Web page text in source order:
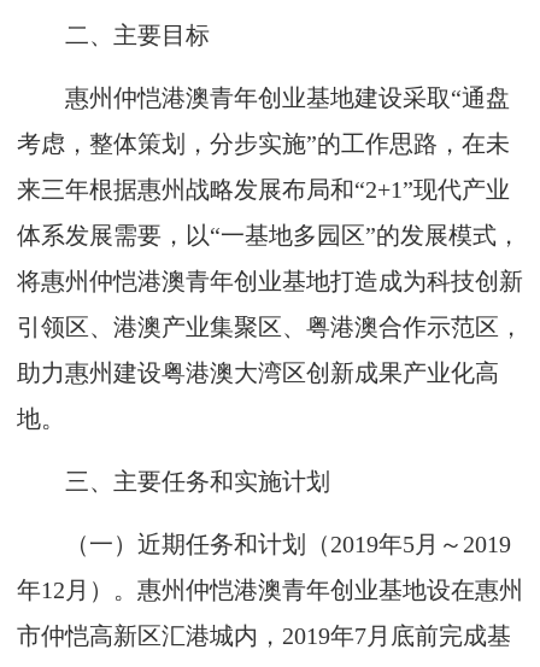
二、主要目标
惠州仲恺港澳青年创业基地建设采取“通盘
考虑，整体策划，分步实施”的工作思路，在未
来三年根据惠州战略发展布局和“2+1”现代产业
体系发展需要，以“一基地多园区”的发展模式，
将惠州仲恺港澳青年创业基地打造成为科技创新
引领区、港澳产业集聚区、粤港澳合作示范区，
助力惠州建设粤港澳大湾区创新成果产业化高
地。
三、主要任务和实施计划
（一）近期任务和计划（2019年5月～2019
年12月）。惠州仲恺港澳青年创业基地设在惠州
市仲恺高新区汇港城内，2019年7月底前完成基